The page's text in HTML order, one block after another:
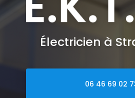
Électricien à
06 46 69 02